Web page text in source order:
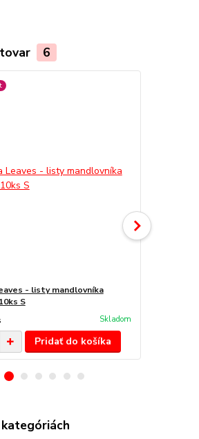
6
- listy mandlovníka
S
Skladom
Pridať do košíka